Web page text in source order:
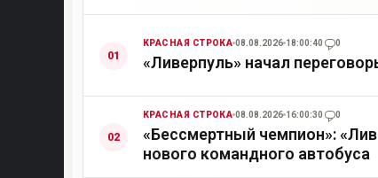
КРАСНАЯ СТРОКА 08.08.2026 18:00:40 0
«Ливерпуль» начал
КРАСНАЯ СТРОКА 08.08.2026 16:00:30 0
«Бессмертный чемпион»:
нового командного автобуса